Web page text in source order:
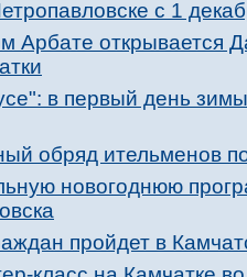
с 1
открывается
в первый день
обряд ительменов
новогоднюю
пройдет в